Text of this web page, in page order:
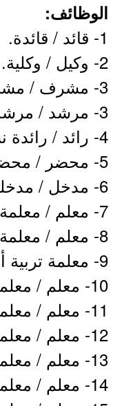
الوظائف:
1- قائد / قائدة.
2- وكيل / وكلية.
3- مشرف / مشرفة.
3- مرشد / مرشدة طلابية.
4- رائد / رائدة نشاط.
5- محضر / محضرة مختبر.
6- مدخل / مدخلة بيانات نظام نور.
7- معلم / معلمة تربية إسلامية.
8- معلم / معلمة لغة عربية.
9- معلمة تربية أسرية.
10- معلم / معلمة تربية فنية.
11- معلم / معلمة تربية بدنية.
12- معلم / معلمة اجتماعيات.
13- معلم / معلمة رياض أطفال.
14- معلم / معلمة صف.